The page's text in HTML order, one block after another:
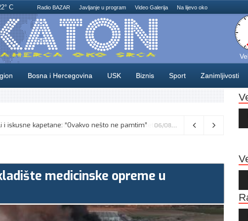
C Radio BAZAR Javljanje u program Video Galerija Na lijevo oko
Bosna i Hercegovina USK Biznis Sport Zanimljivosti
Vance kaže da će pregovori s Iranom potrajati, odbacio navode o sukobu s Netanyahuom 06/08/2026
medicinske opreme u